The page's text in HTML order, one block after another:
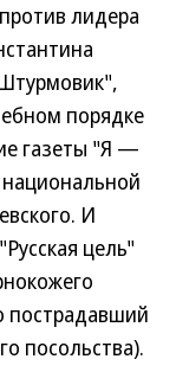
лидера
порядке
газеты "Я —
И
цель"
пострадавший
посольства).